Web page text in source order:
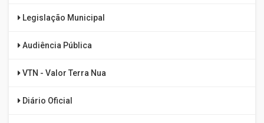
Legislação Municipal
Audiência Pública
VTN - Valor Terra Nua
Diário Oficial